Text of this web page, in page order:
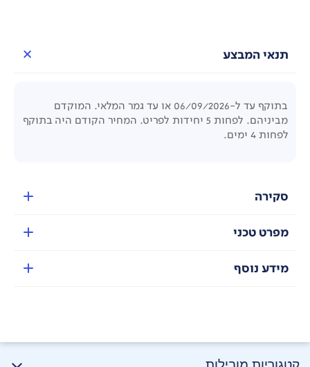
תנאי המבצע
בתוקף עד ל-06/09/2026 או עד גמר המלאי. המוקדם
מביניהם. לפחות 5 יחידות לפריט. המחיר הקודם היה בתוקף
לפחות 4 ימים.
סקירה
מפרט טכני
מידע נוסף
קטגוריות מובילות